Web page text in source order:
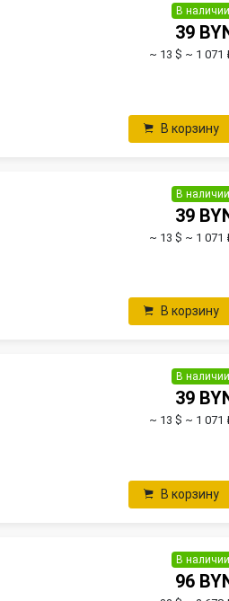
В наличии
39
~ 13 $ ~ 1 071
В корзину
В наличии
39
~ 13 $ ~ 1 071
В корзину
В наличии
39
~ 13 $ ~ 1 071
В корзину
В наличии
96